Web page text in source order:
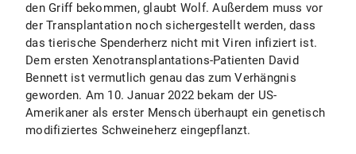
den Griff bekommen, glaubt Wolf. Außerdem muss vor
der Transplantation noch sichergestellt werden, dass
das tierische Spenderherz nicht mit Viren infiziert ist.
Dem ersten Xenotransplantations-Patienten David
Bennett ist vermutlich genau das zum Verhängnis
geworden. Am 10. Januar 2022 bekam der US-
Amerikaner als erster Mensch überhaupt ein genetisch
modifiziertes Schweineherz eingepflanzt.